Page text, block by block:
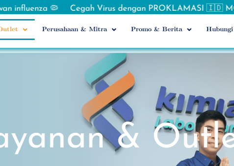
Cegah Virus dengan PROKLAMASI 🇮🇩 MCU
Perusahaan & Mitra Promo & Berita
&